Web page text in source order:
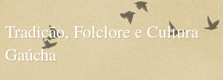
Tradição, Folclore e Cultura
Gaúcha